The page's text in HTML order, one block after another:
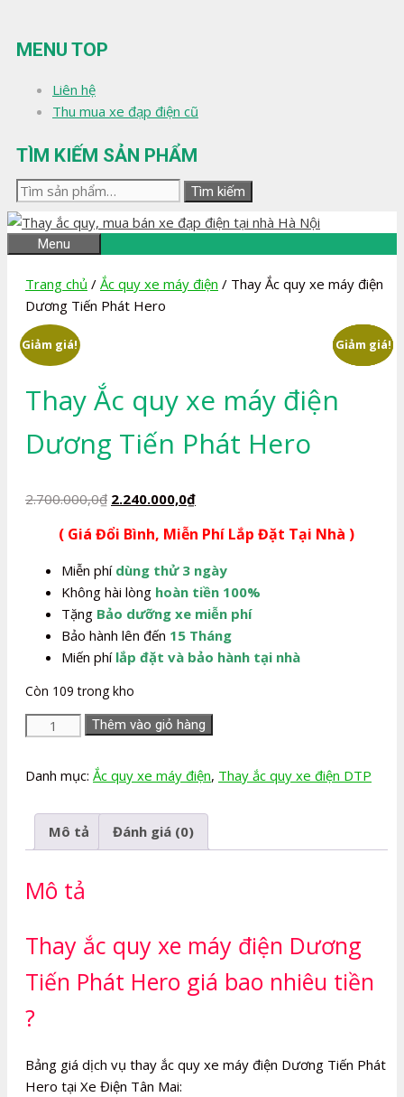
đến
nội
MENU TOP
Liên hệ
Thu mua xe đạp điện cũ
TÌM KIẾM SẢN PHẨM
Tìm
kiếm:
Tìm kiếm
Menu
Trang chủ / Ắc quy xe máy điện / Thay Ắc quy xe máy điện
Dương Tiến Phát Hero
Giảm giá!
Thay Ắc quy xe máy điện
Dương Tiến Phát Hero
2.700.000,0₫ Giá
là:
2.700.000,0₫.
2.240.000,0₫Giá
tại
2.240.000,0₫.
( Giá Đổi Bình, Miễn Phí Lắp Đặt Tại Nhà )
Miễn phí dùng thử 3 ngày
Không hài lòng hoàn tiền 100%
Tặng Bảo dưỡng xe miễn phí
Bảo hành lên đến 15 Tháng
Miến phí lắp đặt và bảo hành tại nhà
Còn 109 trong kho
Thay
máy
Dương
Phát
số
Thêm vào giỏ hàng
Danh mục: Ắc quy xe máy điện, Thay ắc quy xe điện DTP
Mô tả Đánh giá (0)
Mô tả
Thay ắc quy xe máy điện Dương
Tiến Phát Hero giá bao nhiêu tiền
?
Bảng giá dịch vụ thay ắc quy xe máy điện Dương Tiến Phát
Hero tại Xe Điện Tân Mai:
Giảm giá!
Giảm giá!
Giảm giá!
Giảm giá!